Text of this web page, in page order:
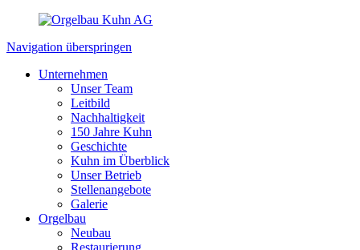
Navigation überspringen
Unternehmen
Unser Team
Leitbild
Nachhaltigkeit
150 Jahre Kuhn
Geschichte
Kuhn im Überblick
Unser Betrieb
Stellenangebote
Galerie
Orgelbau
Neubau
Restaurierung